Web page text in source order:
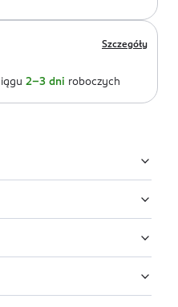
Szczegóły
2-3 dni roboczych
Jumi z Nata de
galaretka kokosowa
woda kokosowa) (25 %),
kwas cytrynowy, aromat,
gellan, przeciwutleniacz: